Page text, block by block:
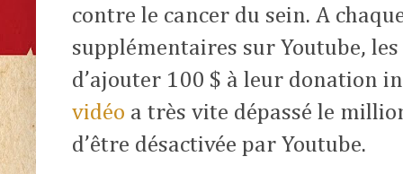
contre le cancer du sein. A
supplémentaires sur Youtube,
d’ajouter 100 $ à leur donation
vidéo a très vite dépassé le
d’être désactivée par Youtube.